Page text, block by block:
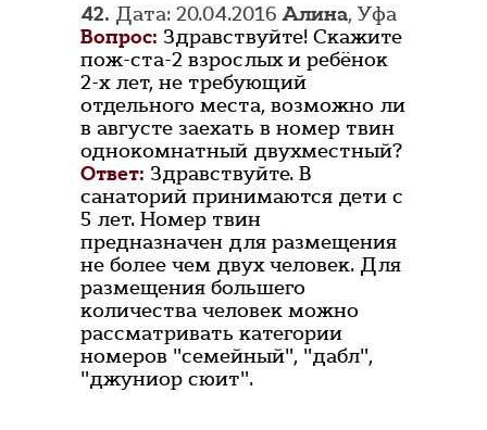
42. Дата: 20.04.2016Алина, Уфа
Вопрос: Здравствуйте! Скажите
пож-ста-2 взрослых и ребёнок
2-х лет, не требующий
отдельного места, возможно ли
в августе заехать в номер твин
однокомнатный двухместный?
Ответ: Здравствуйте. В
санаторий принимаются дети с
5 лет. Номер твин
предназначен для размещения
не более чем двух человек. Для
размещения большего
количества человек можно
рассматривать категории
номеров "семейный", "дабл",
"джуниор сюит".